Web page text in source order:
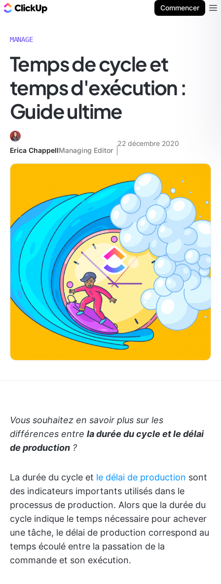
Commencer
MANAGE
Temps de cycle et
temps d'exécution :
Guide ultime
Erica ChappellManaging Editor
22 décembre 2020
Vous souhaitez en savoir plus sur les
différences entre la durée du cycle et le délai
de production ?
La durée du cycle et le délai de production sont
des indicateurs importants utilisés dans le
processus de production. Alors que la durée du
cycle indique le temps nécessaire pour achever
une tâche, le délai de production correspond au
temps écoulé entre la passation de la
commande et son exécution.